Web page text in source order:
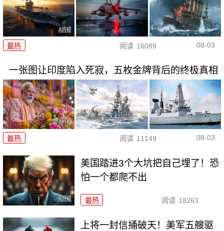
最热 阅读 16089 08-03
一张图让印度陷入死寂，五枚金牌背后的终极真相
最热 阅读 11149 08-03
美国踏进3个大坑把自己埋了！恐
怕一个都爬不出
最热 阅读 18263
上将一封信捅破天！美军五艘驱